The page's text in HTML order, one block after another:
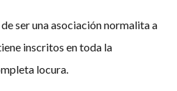
ser una asociación normalita a
inscritos en toda la
locura.